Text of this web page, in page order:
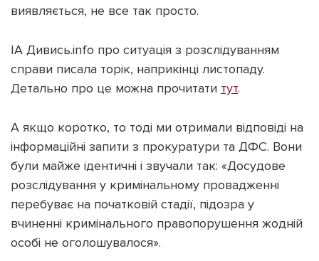
виявляється, не все так просто.
ІА Дивись.info про ситуація з розслідуванням
справи писала торік, наприкінці листопаду.
Детально про це можна прочитати тут.
А якщо коротко, то тоді ми отримали відповіді на
інформаційні запити з прокуратури та ДФС. Вони
були майже ідентичні і звучали так: «Досудове
розслідування у кримінальному провадженні
перебуває на початковій стадії, підозра у
вчиненні кримінального правопорушення жодній
особі не оголошувалося».